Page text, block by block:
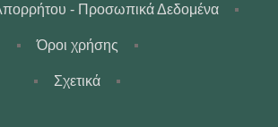
- Προσωπικά Δεδομένα
Όροι χρήσης
Σχετικά